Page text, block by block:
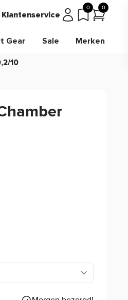
Klantenservice
0 0
Gear Sale Merken
10